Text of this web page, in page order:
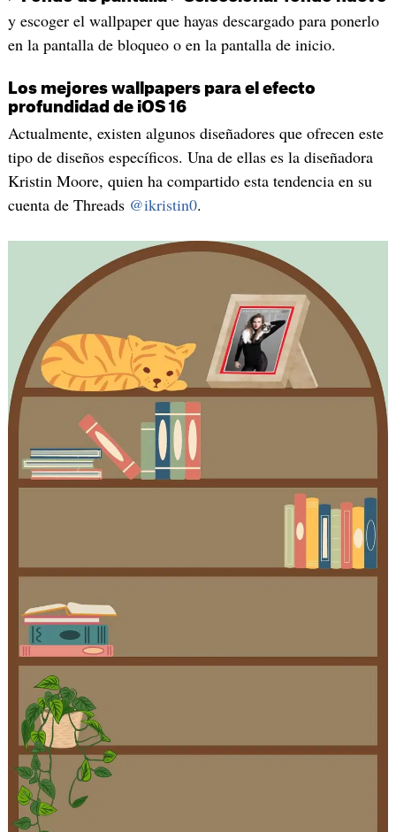
y escoger el wallpaper que hayas descargado para ponerlo
en la pantalla de bloqueo o en la pantalla de inicio.
Los mejores wallpapers para el efecto
profundidad de iOS 16
Actualmente, existen algunos diseñadores que ofrecen este
tipo de diseños específicos. Una de ellas es la diseñadora
Kristin Moore, quien ha compartido esta tendencia en su
cuenta de Threads @ikristin0.